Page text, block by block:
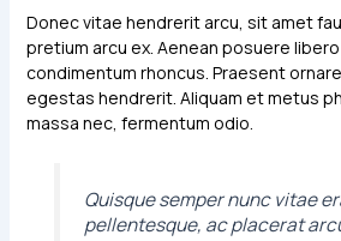
Donec vitae hendrerit arcu, sit amet
pretium arcu ex. Aenean posuere
condimentum rhoncus. Praesent
egestas hendrerit. Aliquam et metus
massa nec, fermentum odio.
Quisque semper nunc vitae
pellentesque, ac placerat